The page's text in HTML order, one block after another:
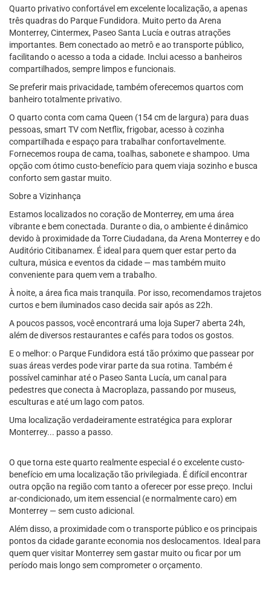
Quarto privativo confortável em excelente localização, a apenas
três quadras do Parque Fundidora. Muito perto da Arena
Monterrey, Cintermex, Paseo Santa Lucía e outras atrações
importantes. Bem conectado ao metrô e ao transporte público,
facilitando o acesso a toda a cidade. Inclui acesso a banheiros
compartilhados, sempre limpos e funcionais.
Se preferir mais privacidade, também oferecemos quartos com
banheiro totalmente privativo.
O quarto conta com cama Queen (154 cm de largura) para duas
pessoas, smart TV com Netflix, frigobar, acesso à cozinha
compartilhada e espaço para trabalhar confortavelmente.
Fornecemos roupa de cama, toalhas, sabonete e shampoo. Uma
opção com ótimo custo-benefício para quem viaja sozinho e busca
conforto sem gastar muito.
Sobre a Vizinhança
Estamos localizados no coração de Monterrey, em uma área
vibrante e bem conectada. Durante o dia, o ambiente é dinâmico
devido à proximidade da Torre Ciudadana, da Arena Monterrey e do
Auditório Citibanamex. É ideal para quem quer estar perto da
cultura, música e eventos da cidade — mas também muito
conveniente para quem vem a trabalho.
À noite, a área fica mais tranquila. Por isso, recomendamos trajetos
curtos e bem iluminados caso decida sair após as 22h.
A poucos passos, você encontrará uma loja Super7 aberta 24h,
além de diversos restaurantes e cafés para todos os gostos.
E o melhor: o Parque Fundidora está tão próximo que passear por
suas áreas verdes pode virar parte da sua rotina. Também é
possível caminhar até o Paseo Santa Lucía, um canal para
pedestres que conecta à Macroplaza, passando por museus,
esculturas e até um lago com patos.
Uma localização verdadeiramente estratégica para explorar
Monterrey... passo a passo.
O que torna este quarto realmente especial é o excelente custo-
benefício em uma localização tão privilegiada. É difícil encontrar
outra opção na região com tanto a oferecer por esse preço. Inclui
ar-condicionado, um item essencial (e normalmente caro) em
Monterrey — sem custo adicional.
Além disso, a proximidade com o transporte público e os principais
pontos da cidade garante economia nos deslocamentos. Ideal para
quem quer visitar Monterrey sem gastar muito ou ficar por um
período mais longo sem comprometer o orçamento.